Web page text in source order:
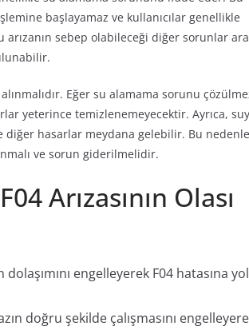
başlayamaz ve kullanıcılar genellikle
sebep olabileceği diğer sorunlar
Eğer su alamama sorunu
yeterince temizlenemeyecektir. Ayrıca,
hasarlar meydana gelebilir. Bu
ve sorun giderilmelidir.
Arızasının Olası
dolaşımını engelleyerek F04 hatasına yol
doğru şekilde çalışmasını